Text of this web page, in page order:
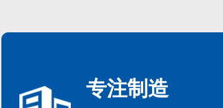
专注制造